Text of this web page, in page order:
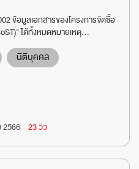
ข้อมูลเอกสารของโครงการจัดซื้อ
ได้ทั้งหมดหมายเหตุ...
นิติบุคคล
2566 23 วิว